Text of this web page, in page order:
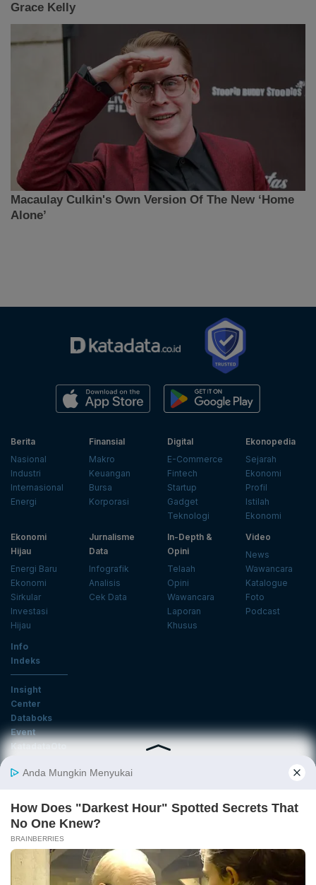
Berita
Nasional
Industri
Internasional
Energi
Finansial
Makro
Keuangan
Bursa
Korporasi
Digital
E-Commerce
Fintech
Startup
Gadget
Teknologi
Ekonopedia
Sejarah
Ekonomi
Profil
Istilah
Ekonomi
Ekonomi
Hijau
Energi Baru
Ekonomi
Sirkular
Investasi
Hijau
Jurnalisme
Data
Infografik
Analisis
Cek Data
In-Depth &
Opini
Telaah
Opini
Wawancara
Laporan
Khusus
Video
News
Wawancara
Katalogue
Foto
Podcast
Info
Indeks
Insight
Center
Databoks
Event
KatadataOto
Email
Daftar